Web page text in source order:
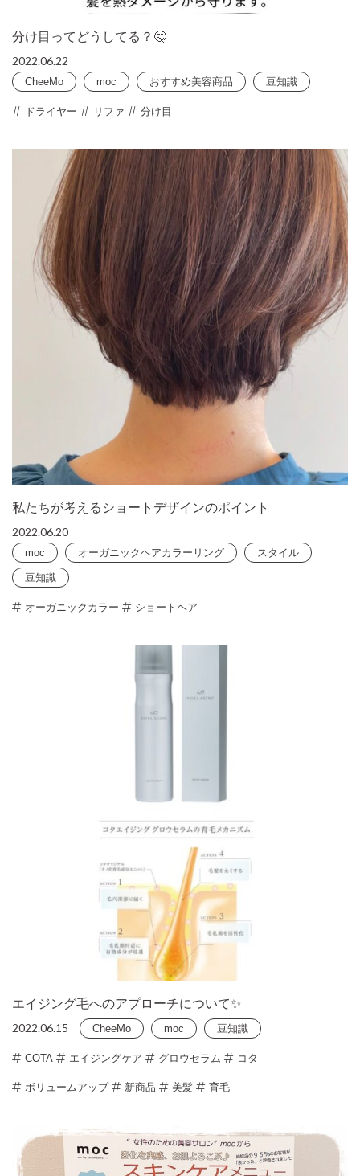
分け目ってどうしてる？🤔
2022.06.22
CheeMo moc おすすめ美容商品 豆知識
ドライヤー リファ 分け目
私たちが考えるショートデザインのポイント
2022.06.20
moc オーガニックヘアカラーリング スタイル
豆知識
オーガニックカラー ショートヘア
エイジング毛へのアプローチについて✨
2022.06.15
CheeMo moc 豆知識
COTA エイジングケア グロウセラム コタ
ボリュームアップ 新商品 美髪 育毛